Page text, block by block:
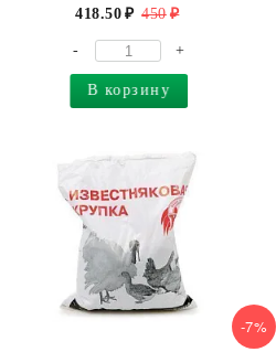
418.50 450
- +
В корзину
-7%